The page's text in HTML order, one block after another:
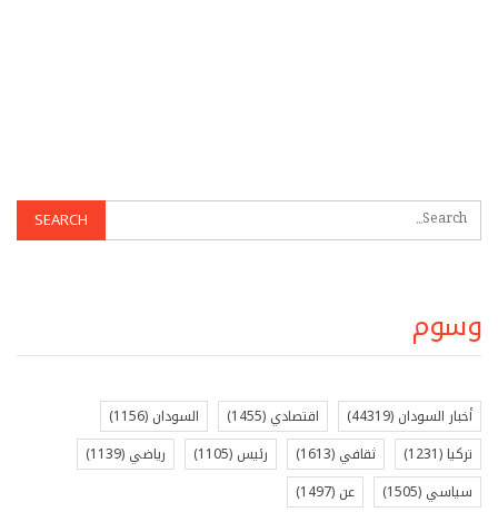
وسوم
أخبار السودان (44319) اقتصادي (1455) السودان (1156)
تركيا (1231) ثقافي (1613) رئيس (1105) رياضي (1139)
سياسي (1505) عن (1497)